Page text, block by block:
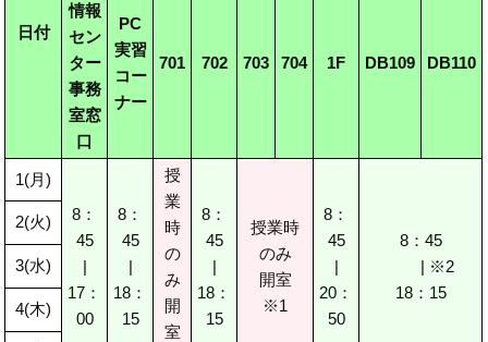
日付
情報
セン
ター
事務
室窓
口
PC
実習
コー
ナー
701 702 703 704 1F DB109 DB110
1(月)
8：
45
|
17：
00
8：
45
|
18：
15
授
業
時
の
み
開
室
8：
45
|
18：
15
授業時
のみ
開室
※1
8：
45
|
20：
50
8：45
| ※2
18：15
2(火)
3(水)
4(木)